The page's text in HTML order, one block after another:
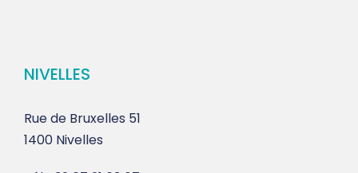
NIVELLES
Rue de Bruxelles 51
1400 Nivelles